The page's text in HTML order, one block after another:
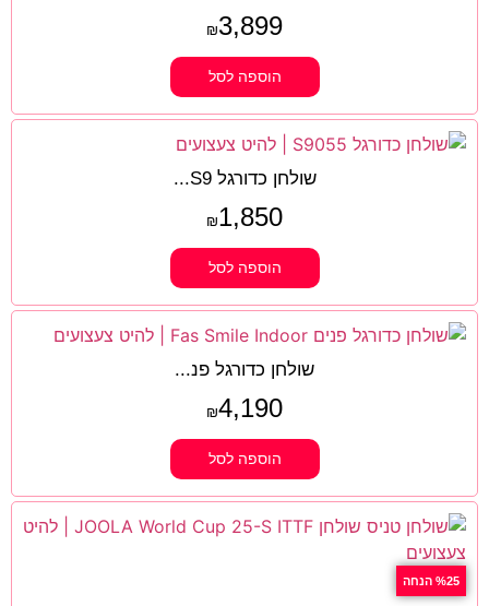
₪3,899
הוספה לסל
שולחן כדורגל S9...
₪1,850
הוספה לסל
שולחן כדורגל פנ...
₪4,190
הוספה לסל
%25 הנחה